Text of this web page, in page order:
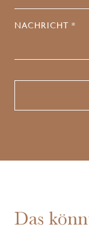
NACHRICHT *
Das